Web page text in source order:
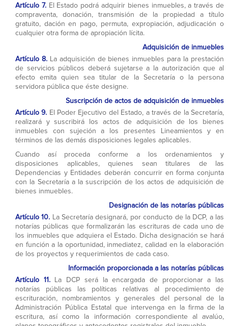
Artículo 7. El Estado podrá adquirir bienes inmuebles, a través de
compraventa, donación, transmisión de la propiedad a título
gratuito, dación en pago, permuta, expropiación, adjudicación o
cualquier otra forma de apropiación lícita.
Adquisición de inmuebles
Artículo 8. La adquisición de bienes inmuebles para la prestación
de servicios públicos deberá sujetarse a la autorización que al
efecto emita quien sea titular de la Secretaría o la persona
servidora pública que éste designe.
Suscripción de actos de adquisición de inmuebles
Artículo 9. El Poder Ejecutivo del Estado, a través de la Secretaría,
realizará y suscribirá los actos de adquisición de los bienes
inmuebles con sujeción a los presentes Lineamientos y en
términos de las demás disposiciones legales aplicables.
Cuando así proceda conforme a los ordenamientos y
disposiciones aplicables, quienes sean titulares de las
Dependencias y Entidades deberán concurrir en forma conjunta
con la Secretaría a la suscripción de los actos de adquisición de
bienes inmuebles.
Designación de las notarías públicas
Artículo 10. La Secretaría designará, por conducto de la DCP, a las
notarías públicas que formalizarán las escrituras de cada uno de
los inmuebles que adquiera el Estado. Dicha designación se hará
en función a la oportunidad, inmediatez, calidad en la elaboración
de los proyectos y requerimientos de cada caso.
Información proporcionada a las notarías públicas
Artículo 11.
La DCP será la encargada de proporcionar a las
notarías públicas las políticas relativas al procedimiento de
escrituración, nombramientos y generales del personal de la
Administración Pública Estatal que intervenga en la firma de la
escritura, así como la información correspondiente al avalúo,